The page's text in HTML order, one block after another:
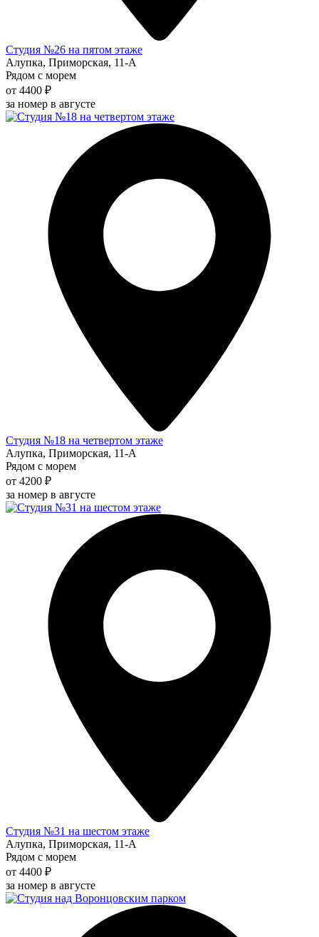
Студия №26 на пятом этаже
Алупка, Приморская, 11-А
Рядом с морем
от 4400 ₽
за номер в августе
Студия №18 на четвертом этаже
Алупка, Приморская, 11-А
Рядом с морем
от 4200 ₽
за номер в августе
Студия №31 на шестом этаже
Алупка, Приморская, 11-А
Рядом с морем
от 4400 ₽
за номер в августе